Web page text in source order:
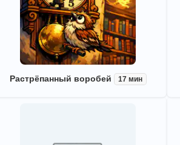
Растрёпанный воробей 17 мин